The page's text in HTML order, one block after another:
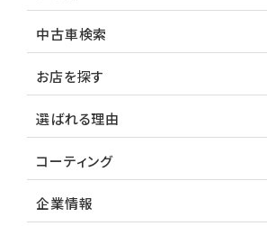
中古車検索
お店を探す
選ばれる理由
コーティング
企業情報